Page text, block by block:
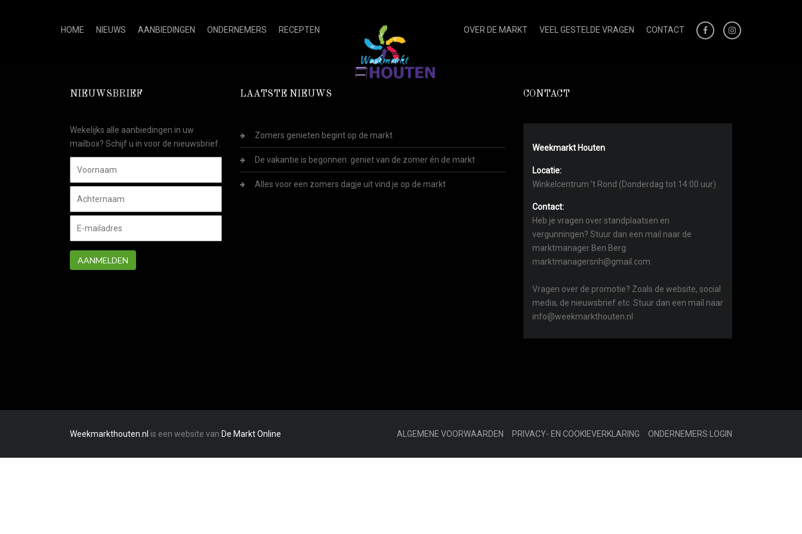
HOME NIEUWS AANBIEDINGEN ONDERNEMERS RECEPTEN OVER DE MARKT VEEL GESTELDE VRAGEN CONTACT
NIEUWSBRIEF
Wekelijks alle aanbiedingen in uw
mailbox? Schijf u in voor de nieuwsbrief.
AANMELDEN
LAATSTE NIEUWS
Zomers genieten begint op de markt
De vakantie is begonnen: geniet van de zomer én de markt
Alles voor een zomers dagje uit vind je op de markt
CONTACT
Weekmarkt Houten
Locatie:
Winkelcentrum ’t Rond (Donderdag tot 14:00 uur)
Contact:
Heb je vragen over standplaatsen en
vergunningen? Stuur dan een mail naar de
marktmanager Ben Berg:
marktmanagersnh@gmail.com
Vragen over de promotie? Zoals de website, social
media, de nieuwsbrief etc. Stuur dan een mail naar
info@weekmarkthouten.nl
Weekmarkthouten.nl is een website van De Markt Online ALGEMENE VOORWAARDEN PRIVACY- EN COOKIEVERKLARING ONDERNEMERS LOGIN